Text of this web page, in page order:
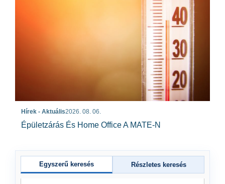
Hírek - Aktuális2026. 08. 06.
Épületzárás És Home Office A MATE-N
Egyszerű keresés Részletes keresés